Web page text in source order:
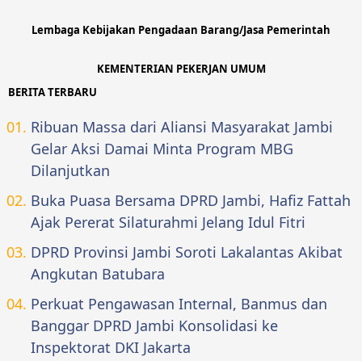
Lembaga Kebijakan Pengadaan Barang/Jasa Pemerintah
KEMENTERIAN PEKERJAN UMUM
BERITA TERBARU
Ribuan Massa dari Aliansi Masyarakat Jambi
Gelar Aksi Damai Minta Program MBG
Dilanjutkan
Buka Puasa Bersama DPRD Jambi, Hafiz Fattah
Ajak Pererat Silaturahmi Jelang Idul Fitri
DPRD Provinsi Jambi Soroti Lakalantas Akibat
Angkutan Batubara
Perkuat Pengawasan Internal, Banmus dan
Banggar DPRD Jambi Konsolidasi ke
Inspektorat DKI Jakarta